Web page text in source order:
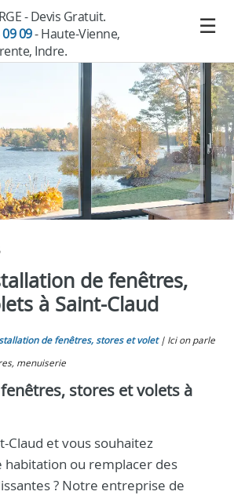
- Devis Gratuit.
09- Haute-Vienne,
Indre.
de fenêtres,
à Saint-Claud
de fenêtres, stores et volet
Ici on parle
menuiserie
stores et volets à
Claud et vous souhaitez
ou remplacer des
? Notre entreprise de